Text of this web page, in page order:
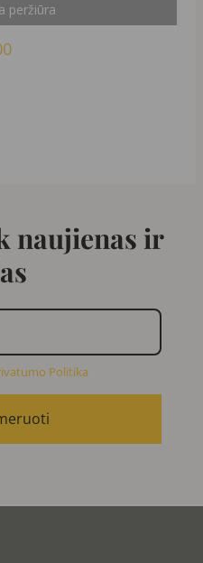
peržiūra
naujienas ir
Politika